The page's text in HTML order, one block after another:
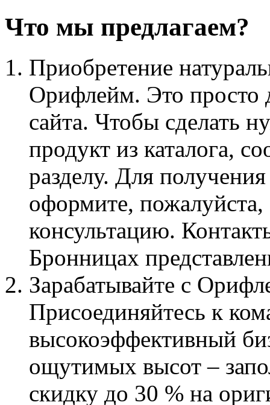
Что мы предлагаем?
Приобретение
Орифлейм. Это просто
сайта. Чтобы сделать
продукт из каталога,
разделу. Для
оформите,
консультацию.
Бронницах
Зарабатывайте с
Присоединяйтесь к
высокоэффективный
ощутимых высот –
скидку до 30 % на